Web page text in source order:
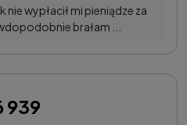
wypłacił mi pieniądze za
brałam ...
939